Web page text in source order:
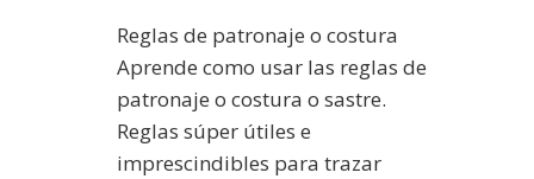
Reglas de patronaje o costura
Aprende como usar las reglas de
patronaje o costura o sastre.
Reglas súper útiles e
imprescindibles para trazar